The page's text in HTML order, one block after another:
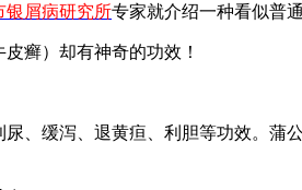
银屑病研究所专家就介绍一种看似普
、缓泻、退黄疸、利胆等功效。蒲